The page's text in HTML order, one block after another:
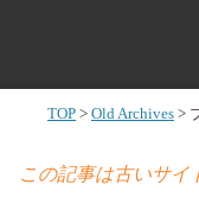
TOP Old Archives
この記事は古いサイ